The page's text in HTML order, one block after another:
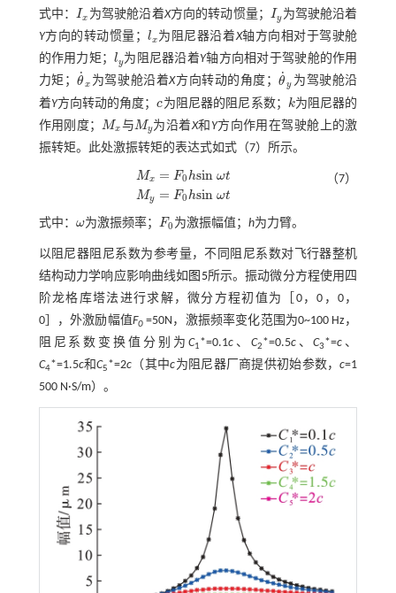
式中：Ix
Ix 为驾驶舱沿着X方向的转动惯量； Iy
Iy 为驾驶舱沿着
Y方向的转动惯量； lx
lx 为阻尼器沿着X轴方向相对于驾驶舱
的作用力矩；ly
ly为阻尼器沿着Y轴方向相对于驾驶舱的作用
力矩； θ
˙
x
θ˙x 为驾驶舱沿着X方向转动的角度；θ
˙
y
θ˙y 为驾驶舱沿
着Y方向转动的角度；c
c为阻尼器的阻尼系数； k
k为阻尼器的
作用刚度；Mx
Mx 与My
My 为沿着X和 Y方向作用在驾驶舱上的激
振转矩。此处激振转矩的表达式如式（7） 所示。
Mx = F0hsin ωt
My = F0hsin ωt
M x= sin ω tM F
（7）
式中： ω
ω为激振频率； F0
F0 为激振幅值； h为力臂。
以阻尼器阻尼系数为参考量，不同阻尼系数对飞行器整机
结构动力学响应影响曲线如 图5所示。振动微分方程使用四
阶龙格库塔法进行求解，微分方程初值为［0，0，0，
0］，外激励幅值F0=50N，激振频率变化范围为0~100 Hz，
阻尼系数变换值分别为 C1*=0.1c、 C2*=0.5c、C3*=c 、
C4*=1.5c和C5*=2c （其中c为阻尼器厂商提供初始参数，c=1
500 N·S/m）。